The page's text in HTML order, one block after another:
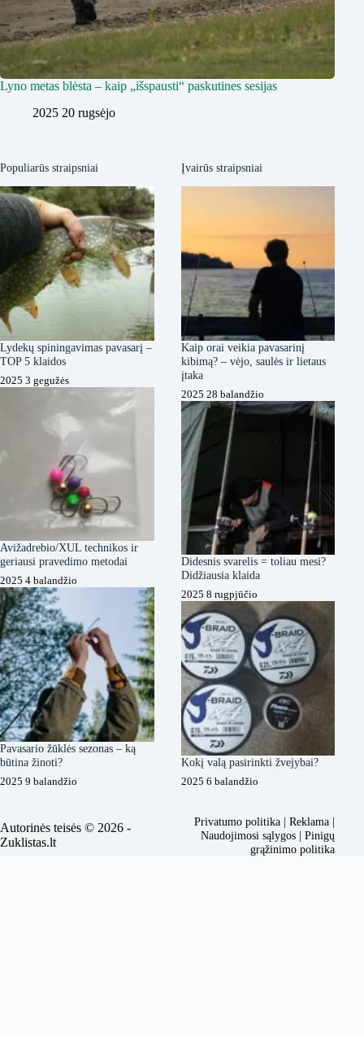
Lyno metas blėsta – kaip „išspausti“ paskutines sesijas
2025 20 rugsėjo
Populiarūs straipsniai
Lydekų spiningavimas pavasarį –
TOP 5 klaidos
2025 3 gegužės
Avižadrebio/XUL technikos ir
geriausi pravedimo metodai
2025 4 balandžio
Pavasario žūklės sezonas – ką
būtina žinoti?
2025 9 balandžio
Įvairūs straipsniai
Kaip orai veikia pavasarinį
kibimą? – vėjo, saulės ir lietaus
įtaka
2025 28 balandžio
Didesnis svarelis = toliau mesi?
Didžiausia klaida
2025 8 rugpjūčio
Kokį valą pasirinkti žvejybai?
2025 6 balandžio
Autorinės teisės © 2026 -
Zuklistas.lt
Privatumo politika |Reklama |
Naudojimosi sąlygos |Pinigų
grąžinimo politika